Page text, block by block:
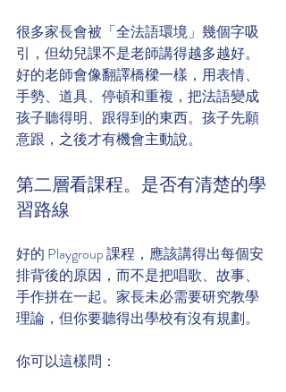
很多家長會被「全法語環境」幾個字吸
引，但幼兒課不是老師講得越多越好。
好的老師會像翻譯橋樑一樣，用表情、
手勢、道具、停頓和重複，把法語變成
孩子聽得明、跟得到的東西。孩子先願
意跟，之後才有機會主動說。
第二層看課程。是否有清楚的學
習路線
好的 Playgroup 課程，應該講得出每個安
排背後的原因，而不是把唱歌、故事、
手作拼在一起。家長未必需要研究教學
理論，但你要聽得出學校有沒有規劃。
你可以這樣問：